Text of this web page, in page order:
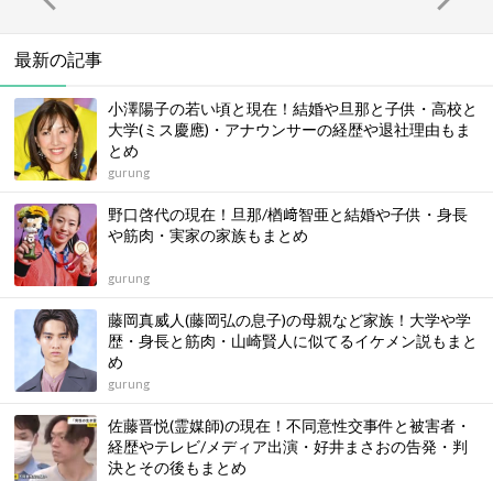
最新の記事
小澤陽子の若い頃と現在！結婚や旦那と子供・高校と
大学(ミス慶應)・アナウンサーの経歴や退社理由もま
とめ
gurung
野口啓代の現在！旦那/楢﨑智亜と結婚や子供・身長
や筋肉・実家の家族もまとめ
gurung
藤岡真威人(藤岡弘の息子)の母親など家族！大学や学
歴・身長と筋肉・山崎賢人に似てるイケメン説もまと
め
gurung
佐藤晋悦(霊媒師)の現在！不同意性交事件と被害者・
経歴やテレビ/メディア出演・好井まさおの告発・判
決とその後もまとめ